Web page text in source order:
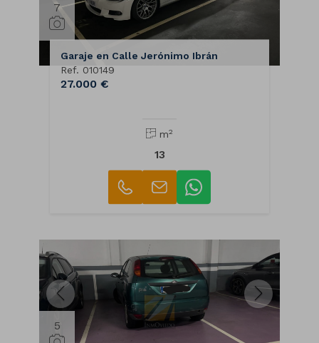
7
Garaje en Calle Jerónimo Ibrán
Ref. 010149
27.000 €
m2
13
5